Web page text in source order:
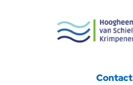
Contact